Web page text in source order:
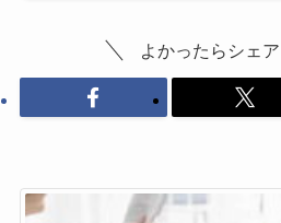
よかったらシェア